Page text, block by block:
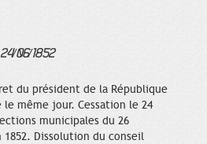
06/1852
du président de la République
même jour. Cessation le 24
municipales du 26
1852. Dissolution du conseil